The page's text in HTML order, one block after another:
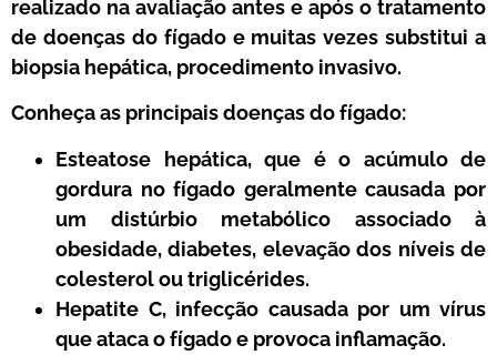
realizado na avaliação antes e após o tratamento
de doenças do fígado e muitas vezes substitui a
biopsia hepática, procedimento invasivo.
Conheça as principais doenças do fígado:
Esteatose hepática, que é o acúmulo de
gordura no fígado geralmente causada por
um distúrbio metabólico associado à
obesidade, diabetes, elevação dos níveis de
colesterol ou triglicérides.
Hepatite C, infecção causada por um vírus
que ataca o fígado e provoca inflamação.